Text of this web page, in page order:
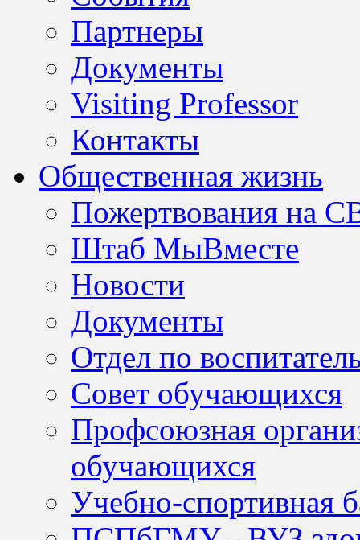
Партнеры
Документы
Visiting Professor
Контакты
Общественная жизнь
Пожертвования на
Штаб МыВместе
Новости
Документы
Отдел по
Совет обучающихся
Профсоюзная
обучающихся
Учебно-спортивная